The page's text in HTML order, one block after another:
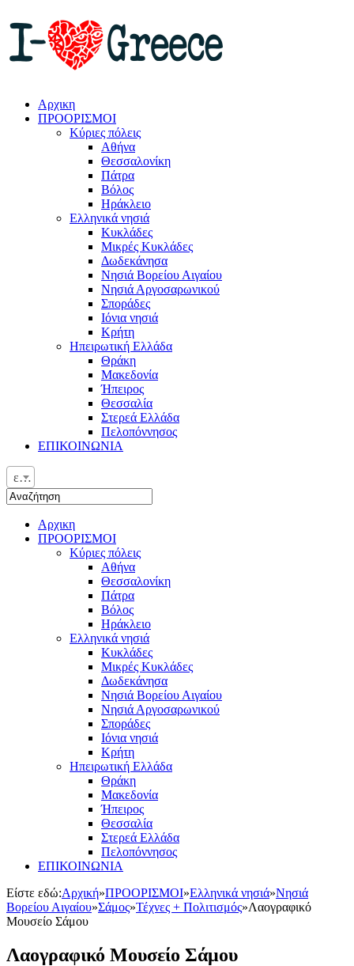
Αρχικη
ΠΡΟΟΡΙΣΜΟΙ
Κύριες πόλεις
Αθήνα
Θεσσαλονίκη
Πάτρα
Βόλος
Ηράκλειο
Ελληνικά νησιά
Κυκλάδες
Μικρές Κυκλάδες
Δωδεκάνησα
Νησιά Βορείου Αιγαίου
Νησιά Αργοσαρωνικού
Σποράδες
Ιόνια νησιά
Κρήτη
Ηπειρωτική Ελλάδα
Θράκη
Μακεδονία
Ήπειρος
Θεσσαλία
Στερεά Ελλάδα
Πελοπόννησος
ΕΠΙΚΟΙΝΩΝΙΑ
ελ
Αρχικη
ΠΡΟΟΡΙΣΜΟΙ
Κύριες πόλεις
Αθήνα
Θεσσαλονίκη
Πάτρα
Βόλος
Ηράκλειο
Ελληνικά νησιά
Κυκλάδες
Μικρές Κυκλάδες
Δωδεκάνησα
Νησιά Βορείου Αιγαίου
Νησιά Αργοσαρωνικού
Σποράδες
Ιόνια νησιά
Κρήτη
Ηπειρωτική Ελλάδα
Θράκη
Μακεδονία
Ήπειρος
Θεσσαλία
Στερεά Ελλάδα
Πελοπόννησος
ΕΠΙΚΟΙΝΩΝΙΑ
Είστε εδώ:Αρχική»ΠΡΟΟΡΙΣΜΟΙ»Ελληνικά νησιά»Νησιά
Βορείου Αιγαίου»Σάμος»Τέχνες + Πολιτισμός»Λαογραφικό
Μουσείο Σάμου
Λαογραφικό Μουσείο Σάμου